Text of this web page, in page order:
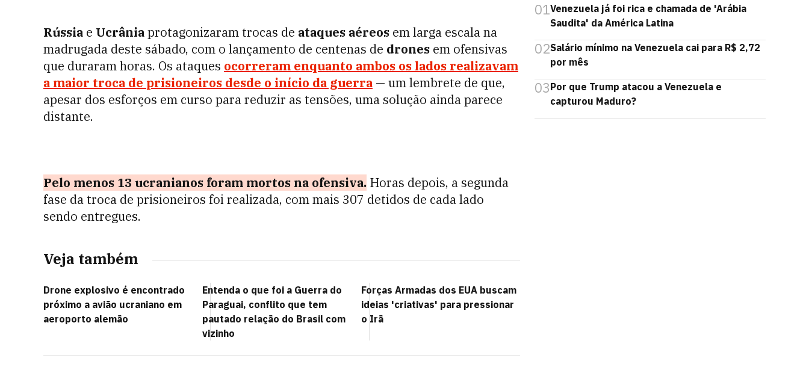
Rússia e Ucrâniaprotagonizaram trocas de ataques aéreos em larga escala na
madrugada deste sábado, com o lançamento de centenas de drones em ofensivas
que duraram horas. Os ataques ocorreram enquanto ambos os lados realizavam
a maior troca de prisioneiros desde o início da guerra — um lembrete de que,
apesar dos esforços em curso para reduzir as tensões, uma solução ainda parece
distante.
Pelo menos 13 ucranianos foram mortos na ofensiva. Horas depois, a segunda
fase da troca de prisioneiros foi realizada, com mais 307 detidos de cada lado
sendo entregues.
Veja também
Drone explosivo é encontrado
próximo a avião ucraniano em
aeroporto alemão
Entenda o que foi a Guerra do
Paraguai, conflito que tem
pautado relação do Brasil com
vizinho
Forças Armadas dos EUA buscam
ideias 'criativas' para pressionar
o Irã
01Venezuela já foi rica e chamada de 'Arábia
Saudita' da América Latina
02Salário mínimo na Venezuela cai para R$ 2,72
por mês
03Por que Trump atacou a Venezuela e
capturou Maduro?